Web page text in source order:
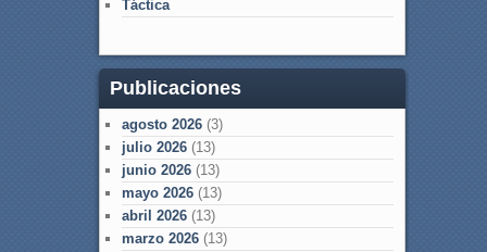
Táctica
Publicaciones
agosto 2026(3)
julio 2026(13)
junio 2026(13)
mayo 2026(13)
abril 2026(13)
marzo 2026(13)